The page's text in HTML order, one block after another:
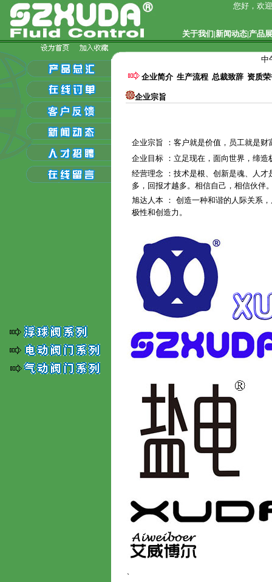
您好，欢
关于我们|新闻动态|产品
中
企业简介 生产流程 总裁致辞 资质
企业宗旨
企业宗旨 ：客户就是价值，员工就是
企业目标 ：立足现在，面向世界，缔
经营理念 ：技术是根、创新是魂、人
多，回报才越多。相信自己，相信伙伴
旭达人本 ： 创造一种和谐的人际关系
极性和创造力。
`